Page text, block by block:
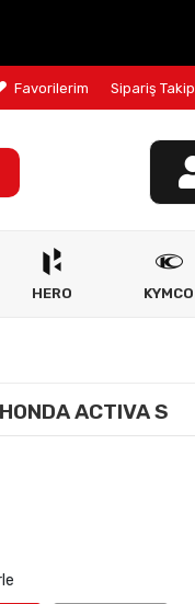
Favorilerim Sipariş Takip
HERO KYMCO
ACTIVA S